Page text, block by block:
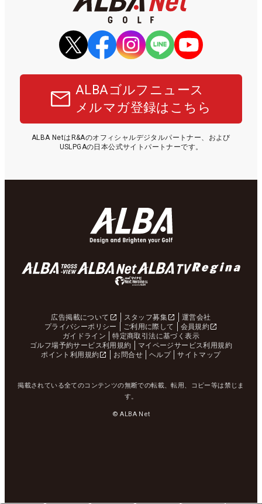
ALBAゴルフニュース
メルマガ登録はこちら
ALBA NetはR&Aのオフィシャルデジタルパートナー、および
USLPGAの日本公式サイトパートナーです。
広告掲載について スタッフ募集
運営会社
プライバシーポリシー
ご利用に際して
会員規約
ガイドライン
特定商取引法に基づく表示
ゴルフ場予約サービス利用規約
マイページサービス利用規約
ポイント利用規約
お問合せ ヘルプ サイトマップ
掲載されている全てのコンテンツの無断での転載、転用、コピー等は禁じま
す。
© ALBA Net